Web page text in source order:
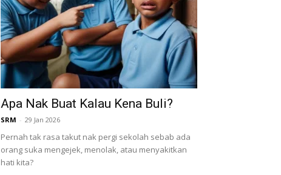
Apa Nak Buat Kalau Kena Buli?
SRM - 29 Jan 2026
Pernah tak rasa takut nak pergi sekolah sebab ada
orang suka mengejek, menolak, atau menyakitkan
hati kita?